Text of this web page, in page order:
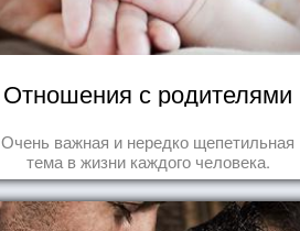
Отношения с родителями
Очень важная и нередко щепетильная
тема в жизни каждого человека.